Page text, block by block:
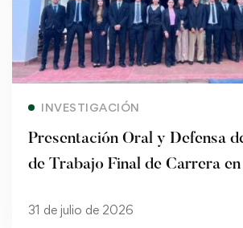
INVESTIGACIÓN
Presentación Oral y Defensa
de Trabajo Final de Carrera
31 de julio de 2026